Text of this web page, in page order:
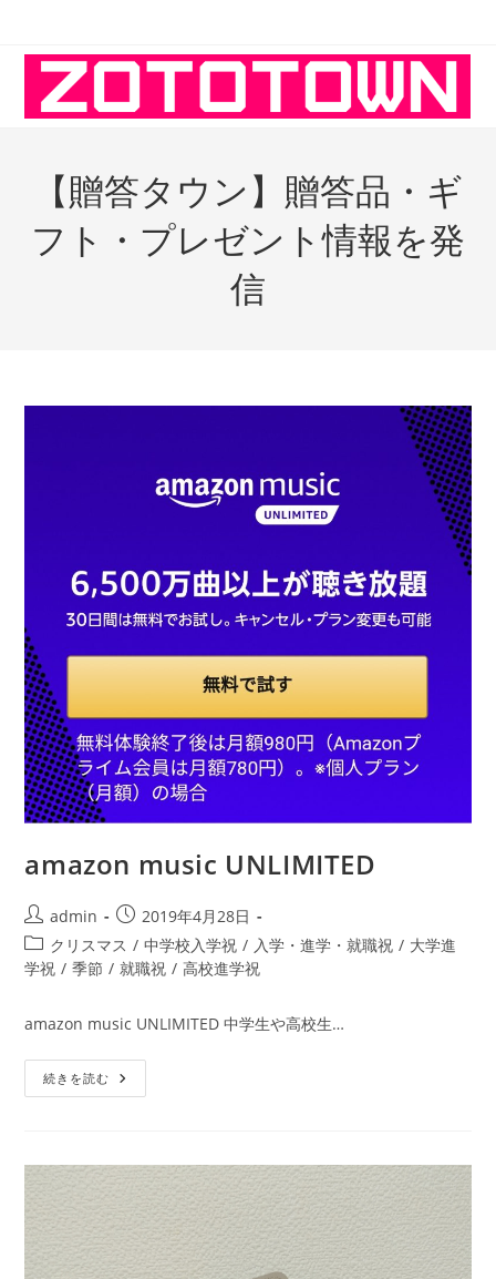
【贈答タウン】贈答品・ギ
フト・プレゼント情報を発
信
amazon music UNLIMITED
投
稿
者:
admin
投
稿
公
2019年4月28日
投
稿
リ
ー:
クリスマス / 中学校入学祝 / 入学・進学・就職祝 / 大学進
学祝 / 季節 / 就職祝 / 高校進学祝
amazon music UNLIMITED 中学生や高校生…
続きを読む Amazon
Music